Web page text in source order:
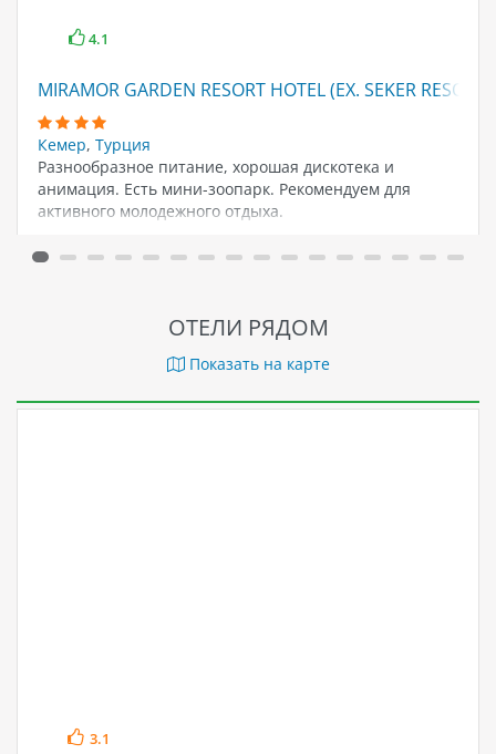
4.1
MIRAMOR GARDEN RESORT HOTEL (EX. SEKER RESORT)
Кемер, Турция
Разнообразное питание, хорошая дискотека и
анимация. Есть мини-зоопарк. Рекомендуем для
активного молодежного отдыха.
ОТЕЛИ РЯДОМ
Показать на карте
3.1